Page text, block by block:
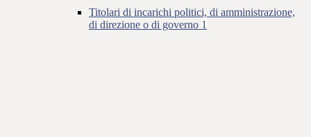
Titolari di incarichi politici, di amministrazione,
di direzione o di governo 1